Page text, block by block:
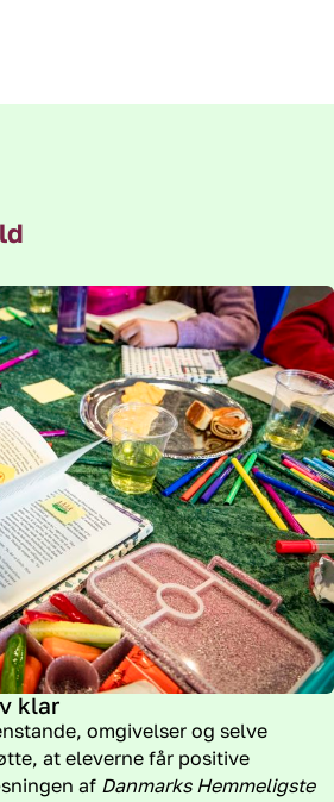
klar
omgivelser og selve
at eleverne får positive
af Danmarks Hemmeligste